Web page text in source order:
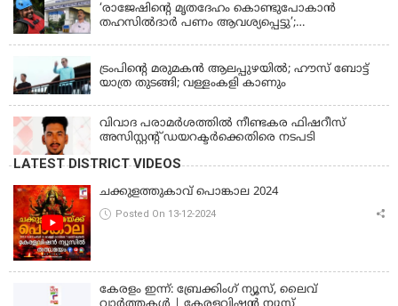
‘രാജേഷിന്‍റെ മൃതദേഹം കൊണ്ടുപോകാന്‍
തഹസില്‍ദാര്‍ പണം ആവശ്യപ്പെട്ടു’;
ട്രംപിന്റെ മരുമകന്‍ ആലപ്പുഴയില്‍; ഹൗസ് ബോട്ട്
യാത്ര തുടങ്ങി; വള്ളംകളി കാണും
വിവാദ പരാമര്‍ശത്തില്‍ നീണ്ടകര ഫിഷറീസ്
അസിസ്റ്റന്റ് ഡയറക്ടര്‍ക്കെതിരെ നടപടി
LATEST DISTRICT VIDEOS
ചക്കുളത്തുകാവ് പൊങ്കാല 2024
Posted On 13-12-2024
കേരളം ഇന്ന്: ബ്രേക്കിംഗ് ന്യൂസ്, ലൈവ്